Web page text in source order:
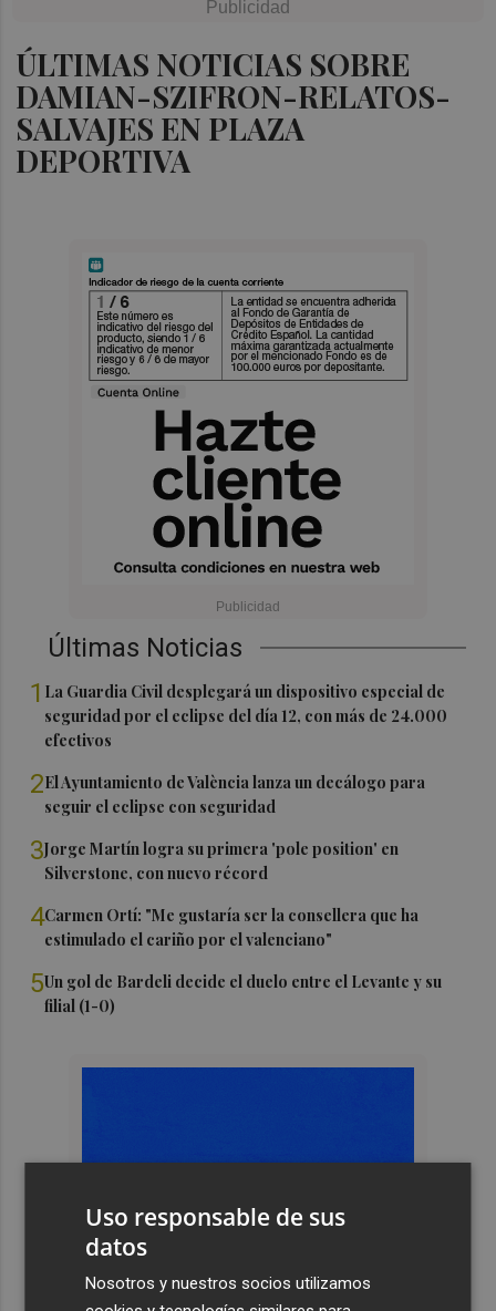
ÚLTIMAS NOTICIAS SOBRE
DAMIAN-SZIFRON-RELATOS-
SALVAJES EN PLAZA
DEPORTIVA
Últimas Noticias
1 La Guardia Civil desplegará un dispositivo especial de
seguridad por el eclipse del día 12, con más de 24.000
efectivos
2El Ayuntamiento de València lanza un decálogo para
seguir el eclipse con seguridad
3Jorge Martín logra su primera 'pole position' en
Silverstone, con nuevo récord
4Carmen Ortí: "Me gustaría ser la consellera que ha
estimulado el cariño por el valenciano"
5Un gol de Bardeli decide el duelo entre el Levante y su
filial (1-0)
Uso responsable de sus
datos
Nosotros y nuestros socios utilizamos